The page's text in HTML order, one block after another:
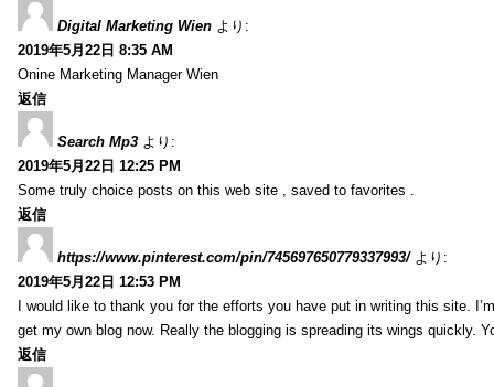
Digital Marketing Wien より:
2019年5月22日 8:35 AM
Onine Marketing Manager Wien
返信
Search Mp3 より:
2019年5月22日 12:25 PM
Some truly choice posts on this web site , saved to favorites .
返信
https://www.pinterest.com/pin/745697650779337993/ より:
2019年5月22日 12:53 PM
I would like to thank you for the efforts you have put in writing this site.
get my own blog now. Really the blogging is spreading its wings quickly.
返信